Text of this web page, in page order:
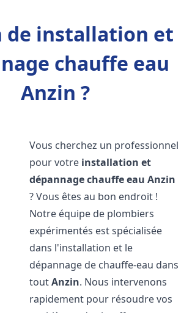
de installation et
chauffe eau
Anzin ?
Vous cherchez un professionnel
pour votre installation et
dépannage chauffe eau Anzin
? Vous êtes au bon endroit !
Notre équipe de plombiers
expérimentés est spécialisée
dans l'installation et le
dépannage de chauffe-eau dans
toutAnzin. Nous intervenons
rapidement pour résoudre vos